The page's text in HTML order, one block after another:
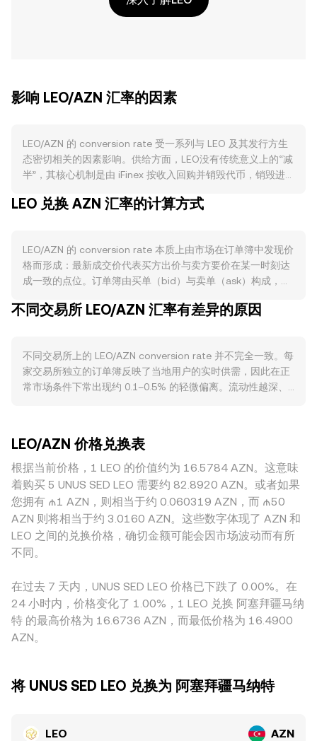
影响 LEO/AZN 汇率的因素
LEO/AZN 的 conversion rate 受一系列与 LEO 及其发行方生
态密切相关的因素影响。供给方面，LEO没有传统意义上的“减
半”，其核心机制是由 iFinex 按收入回购并销毁代币，销毁进
同时存在，跨链流动与链上迁移会阶段性影响可流通供给与各
使用 LEO 的意愿，而当交易量与用户活动上升时，需求增强通
常会推高以法币计价的 LEO，从而影响 LEO/AZN 的
conversion rate。宏观层面，LEO与比特币的方向性相关性在
他资产；同时，AZN 的强弱与阿塞拜疆宏观环境、能源出口收
维度上，针对交易所平台代币的合规审查、与稳定币相关的法
律进展、以及本地对 AZN 的外汇与加密相关规定变化，都可
能影响 LEO 的可接入性与定价基准。技术层面，若某些平台提
热钱包与销毁地址）会带来波动；同时，大额卖买家在流动性
不深的交易对上更易产生价格滑点，从而对 LEO/AZN 的
conversion rate 造成短时扰动。
LEO 兑换 AZN 汇率的计算方式
LEO/AZN 的 conversion rate 本质上由市场在订单簿中发现价
格而形成：最新成交价代表买方出价与卖方要价在某一时刻达
成一致的点位。订单簿由买单（bid）与卖单（ask）构成，最
均值即中间价（mid-price），常被用于参考。跨平台的数据
合价格的影响越大。将该参考价用于换算时，基础算术为 AZN
数值 = LEO 数量 × rate，反之 LEO 数量 = AZN 数值 / rate，
其中的 rate 即当前 LEO/AZN 的 conversion rate。在去中心
变化时，价格近似为 y/x，这一链上价格也会通过做市与套利
影响中心化市场的参考价。
不同交易所 LEO/AZN 汇率有差异的原因
不同交易所上的 LEO/AZN conversion rate 并不完全一致。每
家交易所独立的订单簿反映了当地用户的实时供需，因此在正
常市场条件下常出现约 0.1–0.5% 的轻微偏离。流动性越深、
通过本地外汇将美元或 USDT 折算为 AZN；当 USDT 相对法
币出现轻微溢价或折价时，这种基差会传导至最终的 LEO/AZN
报价。此外，地理与监管差异可能导致获取 AZN 的渠道成本
不同，进而形成区域性溢价。套利者会在平台间买低卖高以缩
小差异，但由于手续费、提现与入金耗时、以及合规限制的存
在，套利并非瞬时或完美，因此各交易所的 LEO/AZN
conversion rate 仍会保持一定幅度的分化。
LEO/AZN 价格兑换表
根据当前价格，1 LEO 的价值约为 16.5784 AZN。这意味
着购买 5 UNUS SED LEO 需要约 82.8920 AZN。或者如果
您拥有 ₼1 AZN，则相当于约 0.060319 AZN，而 ₼50
AZN 则将相当于约 3.0160 AZN。这些数字体现了 AZN 和
LEO 之间的兑换价格，确切金额可能会因市场波动而有所
不同。
在过去 7 天内，UNUS SED LEO 价格已下跌了 0.00%。在
24 小时内，价格变化了 1.00%，1 LEO 兑换 阿塞拜疆马纳
特 的最高价格为 16.6736 AZN，而最低价格为 16.4900
AZN。
将 UNUS SED LEO 兑换为 阿塞拜疆马纳特
LEO AZN